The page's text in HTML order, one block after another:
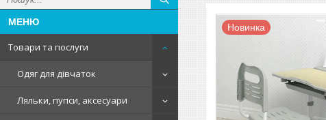
Товари та послуги
Одяг для дівчаток
Ляльки, пупси, аксесуари
Новинка